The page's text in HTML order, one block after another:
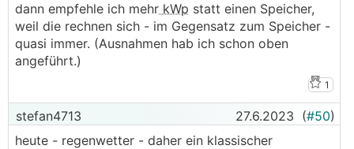
dann empfehle ich mehr kWp statt einen Speicher,
weil die rechnen sich - im Gegensatz zum Speicher -
quasi immer. (Ausnahmen hab ich schon oben
angeführt.)
1
stefan4713 27.6.2023 (#50)
heute - regenwetter - daher ein klassischer